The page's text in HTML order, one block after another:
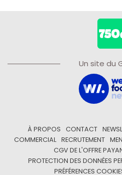
Un site du
À PROPOS CONTACT
COMMERCIAL
RECRUTEMENT
CGV DE L'OFFRE
PROTECTION DES DONNÉES
PRÉFÉRENCES